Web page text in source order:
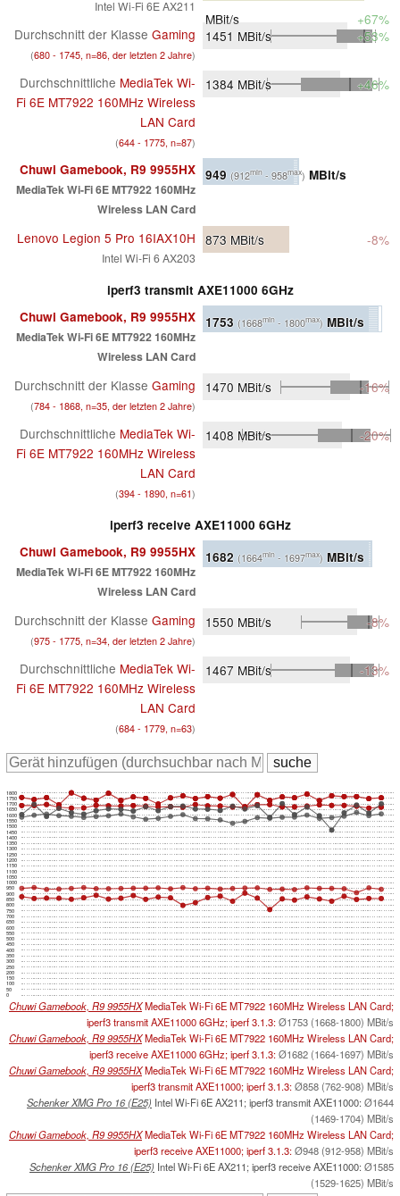
Intel Wi-Fi 6E AX211
MBit/s
+67%
Durchschnitt der Klasse Gaming
(680 - 1745, n=86, der letzten 2 Jahre)
1451 MBit/s +53%
Durchschnittliche MediaTek Wi-
Fi 6E MT7922 160MHz Wireless
LAN Card
(644 - 1775, n=87)
1384 MBit/s +46%
Chuwi Gamebook, R9 9955HX
MediaTek Wi-Fi 6E MT7922 160MHz
Wireless LAN Card
949 (912min - 958max) MBit/s
Lenovo Legion 5 Pro 16IAX10H
Intel Wi-Fi 6 AX203
873 MBit/s -8%
iperf3 transmit AXE11000 6GHz
Chuwi Gamebook, R9 9955HX
MediaTek Wi-Fi 6E MT7922 160MHz
Wireless LAN Card
1753 (1668min - 1800max) MBit/s
Durchschnitt der Klasse Gaming
(784 - 1868, n=35, der letzten 2 Jahre)
1470 MBit/s -16%
Durchschnittliche MediaTek Wi-
Fi 6E MT7922 160MHz Wireless
LAN Card
(394 - 1890, n=61)
1408 MBit/s -20%
iperf3 receive AXE11000 6GHz
Chuwi Gamebook, R9 9955HX
MediaTek Wi-Fi 6E MT7922 160MHz
Wireless LAN Card
1682 (1664min - 1697max) MBit/s
Durchschnitt der Klasse Gaming
(975 - 1775, n=34, der letzten 2 Jahre)
1550 MBit/s -8%
Durchschnittliche MediaTek Wi-
Fi 6E MT7922 160MHz Wireless
LAN Card
(684 - 1779, n=63)
1467 MBit/s -13%
0
50
100
150
200
250
300
350
400
450
500
550
600
650
700
750
800
850
900
950
1000
1050
1100
1150
1200
1250
1300
1350
1400
1450
1500
1550
1600
1650
1700
1750
1800
Chuwi Gamebook, R9 9955HXMediaTek Wi-Fi 6E MT7922 160MHz Wireless LAN Card;
iperf3 transmit AXE11000 6GHz; iperf 3.1.3:Ø1753 (1668-1800) MBit/s
Chuwi Gamebook, R9 9955HXMediaTek Wi-Fi 6E MT7922 160MHz Wireless LAN Card;
iperf3 receive AXE11000 6GHz; iperf 3.1.3:Ø1682 (1664-1697) MBit/s
Chuwi Gamebook, R9 9955HXMediaTek Wi-Fi 6E MT7922 160MHz Wireless LAN Card;
iperf3 transmit AXE11000; iperf 3.1.3:Ø858 (762-908) MBit/s
Schenker XMG Pro 16 (E25) Intel Wi-Fi 6E AX211; iperf3 transmit AXE11000: Ø1644
(1469-1704) MBit/s
Chuwi Gamebook, R9 9955HXMediaTek Wi-Fi 6E MT7922 160MHz Wireless LAN Card;
iperf3 receive AXE11000; iperf 3.1.3:Ø948 (912-958) MBit/s
Schenker XMG Pro 16 (E25) Intel Wi-Fi 6E AX211; iperf3 receive AXE11000: Ø1585
(1529-1625) MBit/s